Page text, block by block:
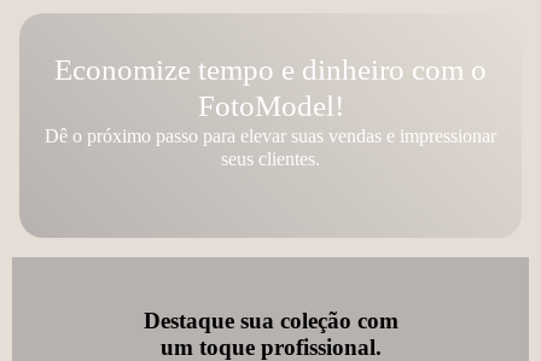
Economize tempo e dinheiro com o
FotoModel!
Dê o próximo passo para elevar suas vendas e impressionar
seus clientes.
Destaque sua coleção com
um toque profissional.